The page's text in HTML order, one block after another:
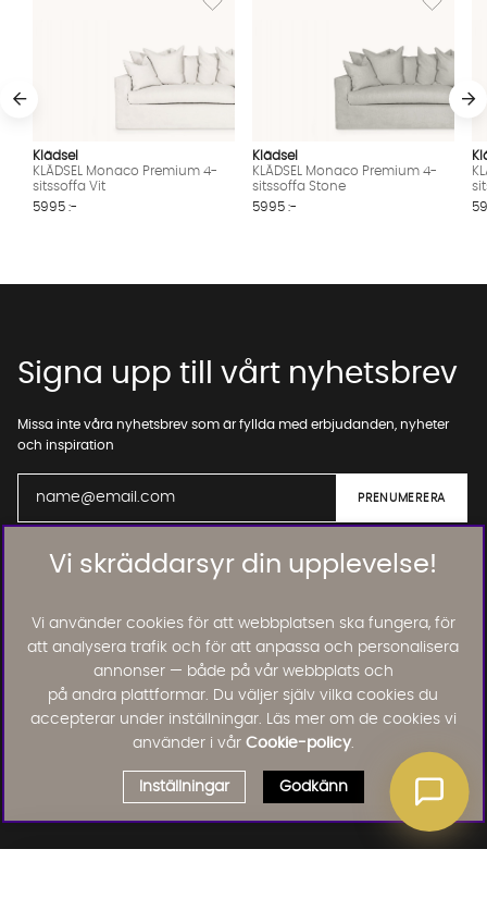
Klädsel
KLÄDSEL Monaco Premium 4-
sitssoffa Vit
5995 :-
Klädsel
KLÄDSEL Monaco Premium 4-
sitssoffa Stone
5995 :-
Vi skräddarsyr din upplevelse!
Vi använder cookies för att webbplatsen ska fungera, för
att analysera trafik och för att anpassa och personalisera
annonser — både på vår webbplats och
på andra plattformar. Du väljer själv vilka cookies du
accepterar under inställningar. Läs mer om de cookies vi
använder i vår Cookie-policy.
Inställningar Godkänn
Signa upp till vårt nyhetsbrev
Missa inte våra nyhetsbrev som är fyllda med erbjudanden, nyheter
och inspiration
01. INFORMATION
02. BRA ATT VETA
Läs och lämna kundomdömen: